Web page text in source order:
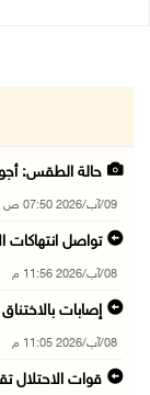
حالة الطقس:
09/آب/2026 07:50 ص
تواصل انتهاكات
08/آب/2026 11:56 م
إصابات
08/آب/2026 11:05 م
قوات الاحتلال